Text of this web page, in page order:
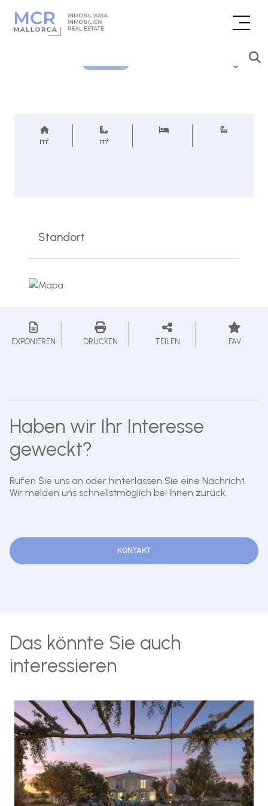
m² m²
Standort
EXPONIEREN DRUCKEN TEILEN FAV
Haben wir Ihr Interesse
geweckt?
Rufen Sie uns an oder hinterlassen Sie eine Nachricht.
Wir melden uns schnellstmöglich bei Ihnen zurück.
KONTAKT
Das könnte Sie auch
interessieren